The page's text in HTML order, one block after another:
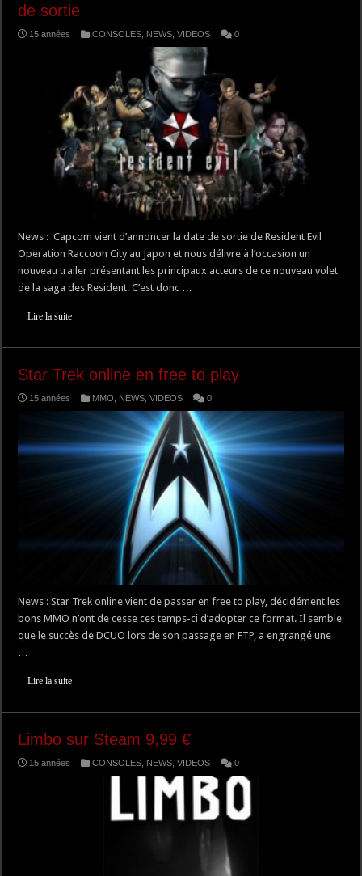
de sortie
15 années CONSOLES NEWS ,VIDEOS 0
News : Capcom vient d’annoncer la date de sortie de Resident Evil
Operation Raccoon City au Japon et nous délivre à l’occasion un
nouveau trailer présentant les principaux acteurs de ce nouveau volet
de la saga des Resident. C’est donc …
Lire la suite
Star Trek online en free to play
15 années MMO, NEWS,VIDEOS 0
News : Star Trek online vient de passer en free to play, décidément les
bons MMO n’ont de cesse ces temps-ci d’adopter ce format. Il semble
que le succès de DCUO lors de son passage en FTP, a engrangé une
…
Lire la suite
Limbo sur Steam 9,99 €
15 années CONSOLES NEWS ,VIDEOS 0